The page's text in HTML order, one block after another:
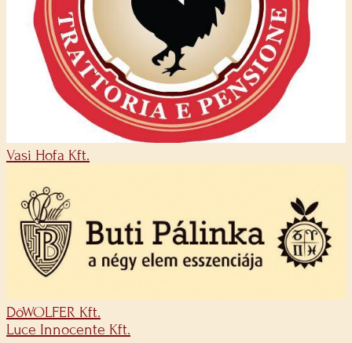
Vasi Hofa Kft.
DöWOLFER Kft.
Luce Innocente Kft.